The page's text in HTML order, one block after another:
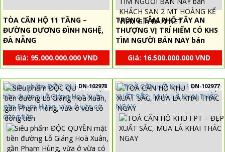
TÒA CĂN HỘ 11 TẦNG –
ĐƯỜNG DƯƠNG ĐÌNH NGHỆ,
ĐÀ NẴNG
Giá: 95.000.000.000 VND
TRUNG TÂM PHỐ TÂY AN
THƯỢNG VỊ TRÍ HIẾM CÓ KHS
TÌM NGƯỜI BÁN NAY bán
KHÁCH SẠN 2 MT HOÀNG KẾ
VIÊM GIÁ BÁN NET
Giá: 16.500.000.000 VND
DN-102978 DN-102977